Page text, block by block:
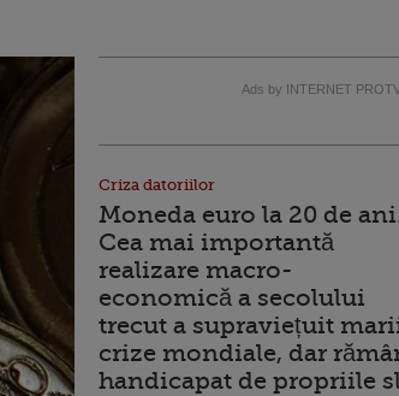
Ads by INTERNET
Criza datoriilor
Moneda euro la 20 de
Cea mai importantă
realizare macro-
economică a secolului
trecut a supraviețuit
crize mondiale, dar
handicapat de propriile